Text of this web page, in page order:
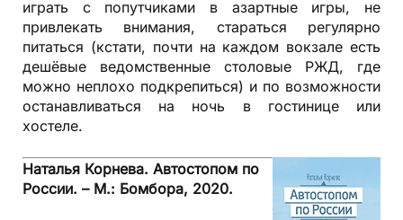
играть с попутчиками в азартные игры, не
привлекать внимания, стараться регулярно
питаться (кстати, почти на каждом вокзале есть
дешёвые ведомственные столовые РЖД, где
можно неплохо подкрепиться) и по возможности
останавливаться на ночь в гостинице или
хостеле.
Наталья Корнева. Автостопом по
России. – М.: Бомбора, 2020.